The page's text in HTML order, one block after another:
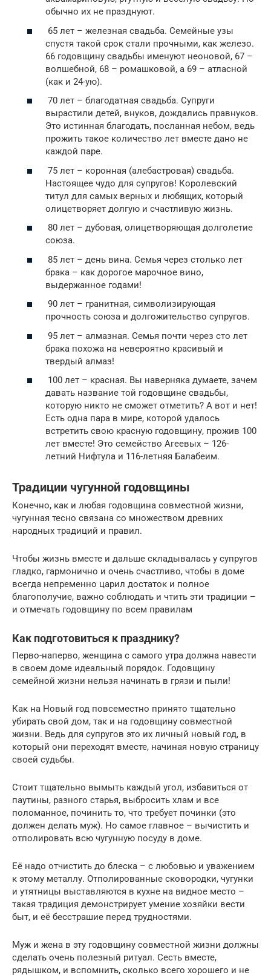
обычно их не празднуют.
65 лет – железная свадьба. Семейные узы
спустя такой срок стали прочными, как железо.
66 годовщину свадьбы именуют неоновой, 67 –
волшебной, 68 – ромашковой, а 69 – атласной
(как и 24-ую).
70 лет – благодатная свадьба. Супруги
вырастили детей, внуков, дождались правнуков.
Это истинная благодать, посланная небом, ведь
прожить такое количество лет вместе дано не
каждой паре.
75 лет – коронная (алебастровая) свадьба.
Настоящее чудо для супругов! Королевский
титул для самых верных и любящих, который
олицетворяет долгую и счастливую жизнь.
80 лет – дубовая, олицетворяющая долголетие
союза.
85 лет – день вина. Семья через столько лет
брака – как дорогое марочное вино,
выдержанное годами!
90 лет – гранитная, символизирующая
прочность союза и долгожительство супругов.
95 лет – алмазная. Семья почти через сто лет
брака похожа на невероятно красивый и
твердый алмаз!
100 лет – красная. Вы наверняка думаете, зачем
давать название той годовщине свадьбы,
которую никто не сможет отметить? А вот и нет!
Есть одна пара в мире, которой удалось
встретить свою красную годовщину, прожив 100
лет вместе! Это семейство Агеевых – 126-
летний Нифтула и 116-летняя Балабеим.
Традиции чугунной годовщины
Конечно, как и любая годовщина совместной жизни,
чугунная тесно связана со множеством древних
народных традиций и правил.
Чтобы жизнь вместе и дальше складывалась у супругов
гладко, гармонично и очень счастливо, чтобы в доме
всегда непременно царил достаток и полное
благополучие, важно соблюдать и чтить эти традиции –
и отмечать годовщину по всем правилам
Как подготовиться к празднику?
Перво-наперво, женщина с самого утра должна навести
в своем доме идеальный порядок. Годовщину
семейной жизни нельзя начинать в грязи и пыли!
Как на Новый год повсеместно принято тщательно
убирать свой дом, так и на годовщину совместной
жизни. Ведь для супругов это их личный новый год, в
который они переходят вместе, начиная новую страницу
своей судьбы.
Стоит тщательно вымыть каждый угол, избавиться от
паутины, разного старья, выбросить хлам и все
поломанное, починить то, что требует починки (это
должен делать муж). Но самое главное – вычистить и
отполировать всю чугунную посуду в доме.
Её надо отчистить до блеска – с любовью и уважением
к этому металлу. Отполированные сковородки, чугунки
и утятницы выставляются в кухне на видное место –
такая традиция демонстрирует умение хозяйки вести
быт, и её бесстрашие перед трудностями.
Муж и жена в эту годовщину совместной жизни должны
сделать очень полезный ритуал. Сесть вместе,
рядышком, и вспомнить, сколько всего хорошего и не